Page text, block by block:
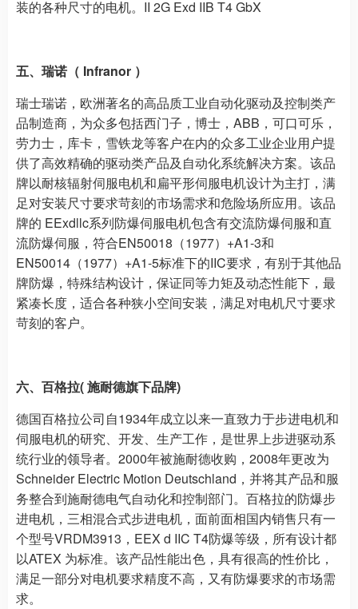
装的各种尺寸的电机。II 2G Exd IIB T4 GbX
五、瑞诺（ Infranor ）
瑞士瑞诺，欧洲著名的高品质工业自动化驱动及控制类产
品制造商，为众多包括西门子，博士，ABB，可口可乐，
劳力士，库卡，雪铁龙等客户在内的众多工业企业用户提
供了高效精确的驱动类产品及自动化系统解决方案。该品
牌以耐核辐射伺服电机和扁平形伺服电机设计为主打，满
足对安装尺寸要求苛刻的市场需求和危险场所应用。该品
牌的 EExdllc系列防爆伺服电机包含有交流防爆伺服和直
流防爆伺服，符合EN50018（1977）+A1-3和
EN50014（1977）+A1-5标准下的IIC要求，有别于其他品
牌防爆，特殊结构设计，保证同等力矩及动态性能下，最
紧凑长度，适合各种狭小空间安装，满足对电机尺寸要求
苛刻的客户。
六、百格拉( 施耐德旗下品牌)
德国百格拉公司自1934年成立以来一直致力于步进电机和
伺服电机的研究、开发、生产工作，是世界上步进驱动系
统行业的领导者。2000年被施耐德收购，2008年更改为
Schneider Electric Motion Deutschland，并将其产品和服
务整合到施耐德电气自动化和控制部门。百格拉的防爆步
进电机，三相混合式步进电机，面前面相国内销售只有一
个型号VRDM3913，EEX d IIC T4防爆等级，所有设计都
以ATEX 为标准。该产品性能出色，具有很高的性价比，
满足一部分对电机要求精度不高，又有防爆要求的市场需
求。